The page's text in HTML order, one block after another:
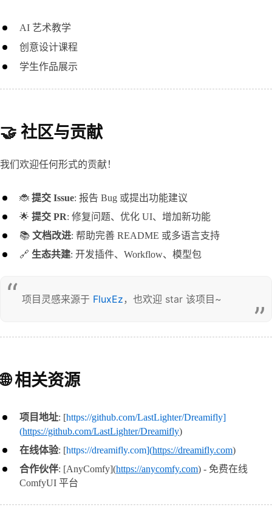
AI 艺术教学
创意设计课程
学生作品展示
🤝 社区与贡献
我们欢迎任何形式的贡献！
🐞 提交 Issue: 报告 Bug 或提出功能建议
🌟 提交 PR: 修复问题、优化 UI、增加新功能
📚 文档改进: 帮助完善 README 或多语言支持
🔗 生态共建: 开发插件、Workflow、模型包
项目灵感来源于 FluxEz ，也欢迎 star 该项目~
🌐 相关资源
项目地址: [https://github.com/LastLighter/Dreamifly]
(https://github.com/LastLighter/Dreamifly)
在线体验: [https://dreamifly.com](https://dreamifly.com)
合作伙伴: [AnyComfy](https://anycomfy.com) - 免费在线
ComfyUI 平台